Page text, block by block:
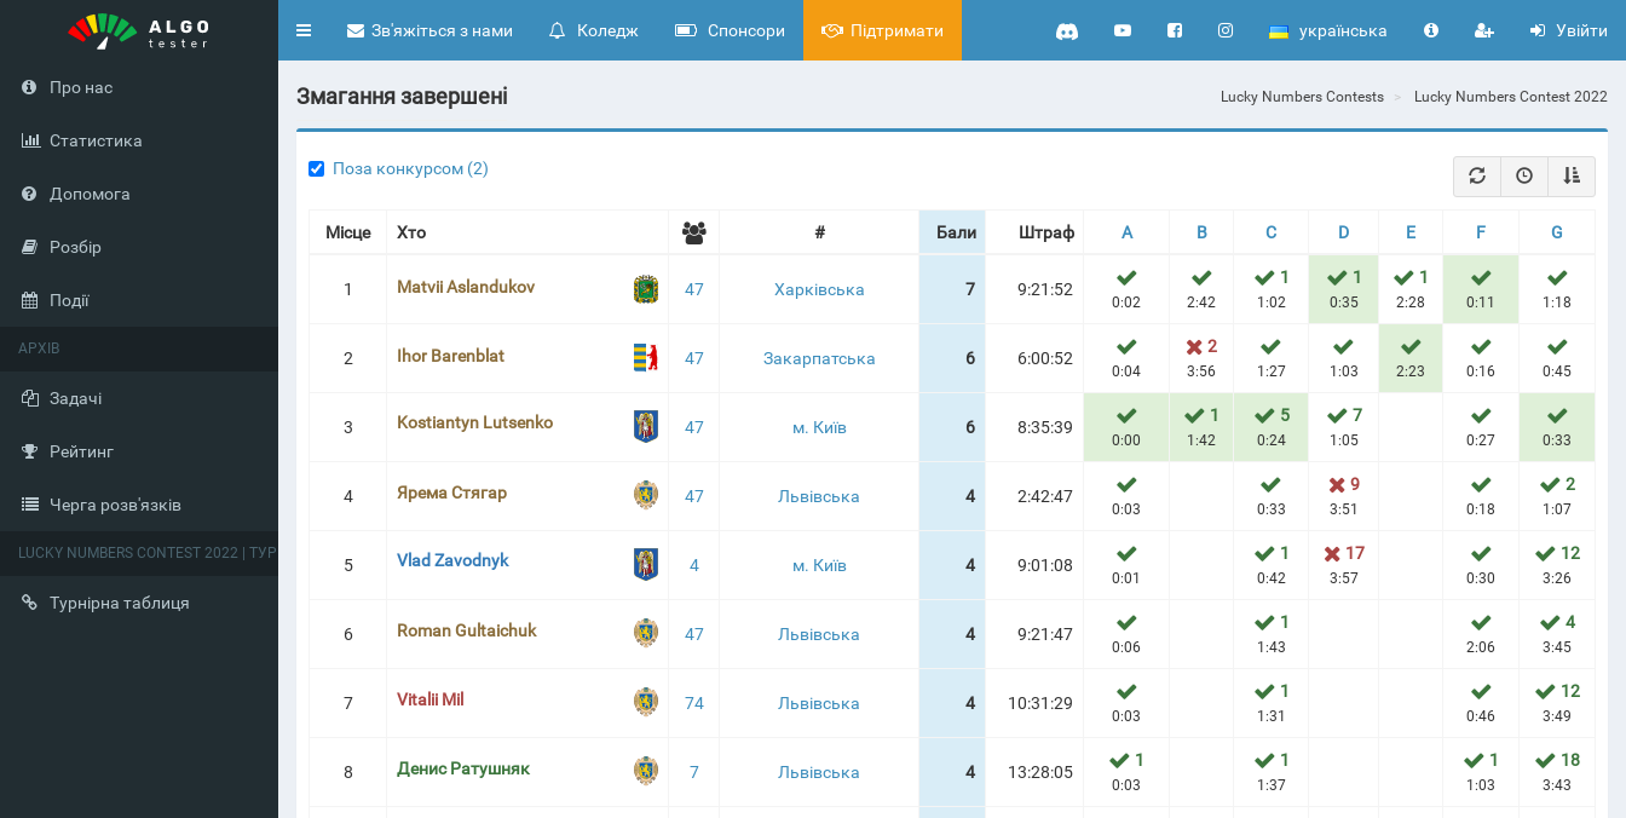
Toggle
українська Увійти
Зв'яжіться з нами Коледж Спонсори Підтримати
Про нас
Статистика
Допомога
Розбір
Події
АРХІВ
Задачі
Рейтинг
Черга розв'язків
LUCKY NUMBERS CONTEST 2022 | ТУРНІРНА ТАБЛИЦЯ
Турнірна таблиця
Змагання завершені Lucky Numbers Contests Lucky Numbers Contest 2022
Поза конкурсом (2)
Місце Хто # Бали Штраф A B C D E F G
1 Matvii Aslandukov 47 Харківська 7 9:21:52
0:02 2:42
1
1:02
1
0:35
1
2:28 0:11 1:18
2 Ihor Barenblat 47 Закарпатська 6 6:00:52
0:04
2
3:56 1:27 1:03 2:23 0:16 0:45
3 Kostiantyn Lutsenko 47 м. Київ 6 8:35:39
0:00
1
1:42
5
0:24
7
1:05 0:27 0:33
4 Ярема Стягар 47 Львівська 4 2:42:47
0:03 0:33
9
3:51 0:18
2
1:07
5 Vlad Zavodnyk 4 м. Київ 4 9:01:08
0:01
1
0:42
17
3:57 0:30
12
3:26
6 Roman Gultaichuk 47 Львівська 4 9:21:47
0:06
1
1:43 2:06
4
3:45
7 Vitalii Mil 74 Львівська 4 10:31:29
0:03
1
1:31 0:46
12
3:49
8 Денис Ратушняк 7 Львівська 4 13:28:05
1
0:03
1
1:37
1
1:03
18
3:43